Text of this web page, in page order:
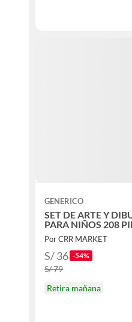
GENERICO
SET DE ARTE Y
PARA NIÑOS 208
Por CRR MARKET
S/ 36 -54%
S/ 79
Retira mañana